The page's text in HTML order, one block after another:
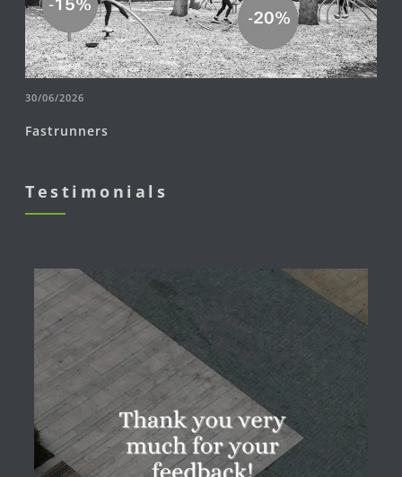
30/06/2026
Fastrunners
Testimonials